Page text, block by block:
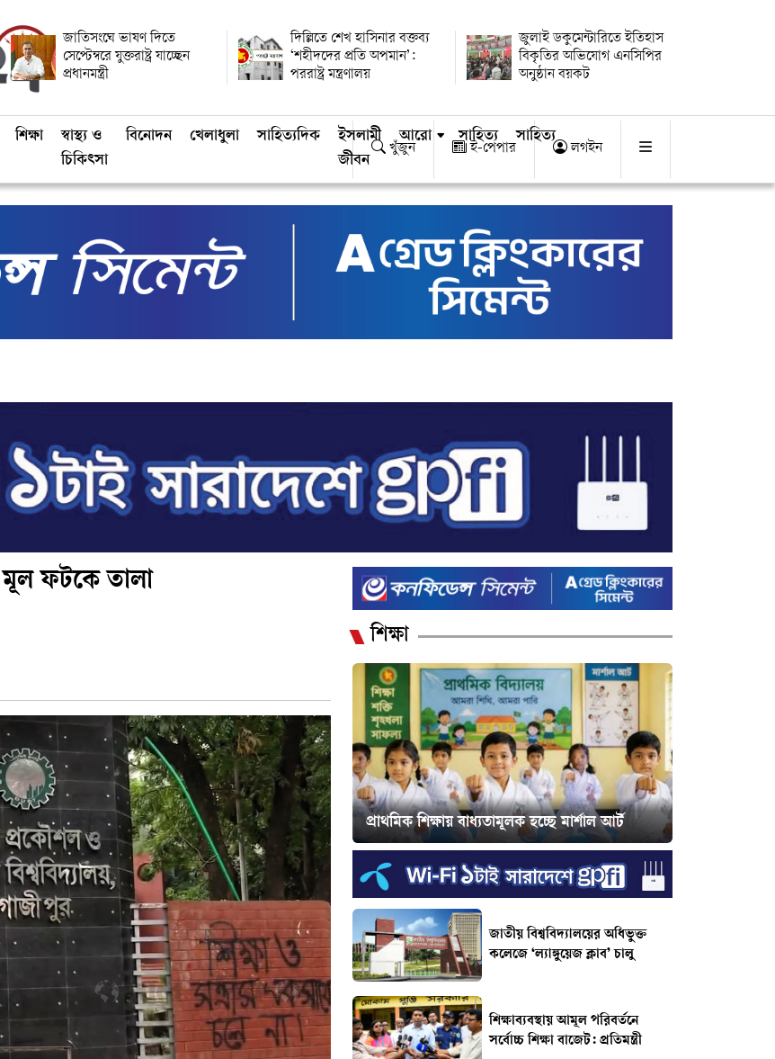
জাতিসংঘে ভাষণ দিতে
সেপ্টেম্বরে যুক্তরাষ্ট্র যাচ্ছেন
প্রধানমন্ত্রী
দিল্লিতে শেখ হাসিনার বক্তব্য
‘শহীদদের প্রতি অপমান’:
পররাষ্ট্র মন্ত্রণালয়
জুলাই ডকুমেন্টারিতে ইতিহাস
বিকৃতির অভিযোগ এনসিপির
অনুষ্ঠান বয়কট
শিক্ষা
স্বাস্থ্য ও
চিকিৎসা
বিনোদন খেলাধুলা সাহিত্যদিক
ইসলামী
জীবন
আরো সাহিত্য সাহিত্য
খুঁজুন ই-পেপার লগইন
মূল ফটকে তালা
শিক্ষা
প্রাথমিক শিক্ষায় বাধ্যতামূলক হচ্ছে মার্শাল আর্ট
জাতীয় বিশ্ববিদ্যালয়ের অধিভুক্ত
কলেজে ‘ল্যাঙ্গুয়েজ ক্লাব’ চালু
শিক্ষাব্যবস্থায় আমূল পরিবর্তনে
সর্বোচ্চ শিক্ষা বাজেট: প্রতিমন্ত্রী